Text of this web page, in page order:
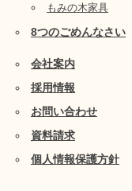
もみの木家具
8つのごめんなさい
会社案内
採用情報
お問い合わせ
資料請求
個人情報保護方針